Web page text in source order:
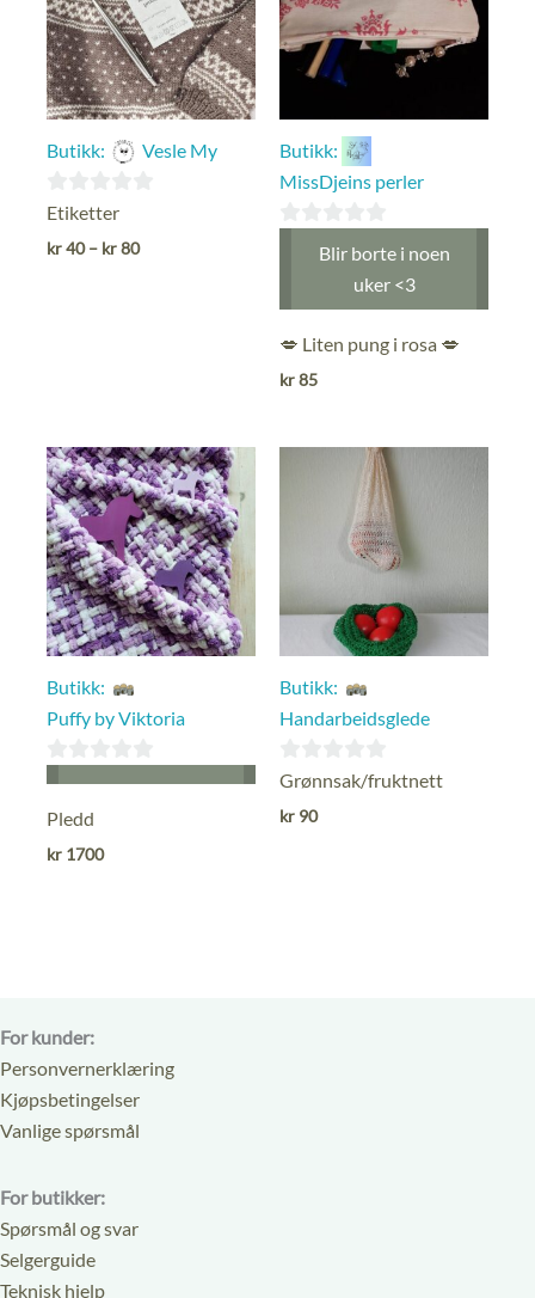
Butikk: Vesle My
0
ut
Etiketter
kr40 – kr80Prisområde:
Butikk:
MissDjeins perler
Blir borte i noen
uker <3
💋 Liten pung i rosa 💋
kr85
Butikk:
Puffy by Viktoria
5
Pledd
kr 1700
Butikk:
Handarbeidsglede
0
ut
Grønnsak/fruktnett
kr 90
For kunder:
Personvernerklæring
Kjøpsbetingelser
Vanlige spørsmål
For butikker:
Spørsmål og svar
Selgerguide
Teknisk hjelp